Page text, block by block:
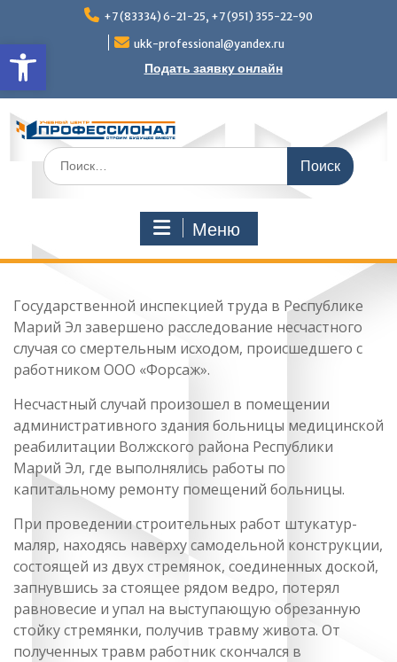
Открыть панель
содержимому
+7 (83334) 6-21-25, +7 (951) 355-22-90
ukk-professional@yandex.ru
Подать заявку онлайн
Поиск
по:
Меню
Государственной инспекцией труда в Республике
Марий Эл завершено расследование несчастного
случая со смертельным исходом, происшедшего с
работником ООО «Форсаж».
Несчастный случай произошел в помещении
административного здания больницы медицинской
реабилитации Волжского района Республики
Марий Эл, где выполнялись работы по
капитальному ремонту помещений больницы.
При проведении строительных работ штукатур-
маляр, находясь наверху самодельной конструкции,
состоящей из двух стремянок, соединенных доской,
запнувшись за стоящее рядом ведро, потерял
равновесие и упал на выступающую обрезанную
стойку стремянки, получив травму живота. От
полученных травм работник скончался в